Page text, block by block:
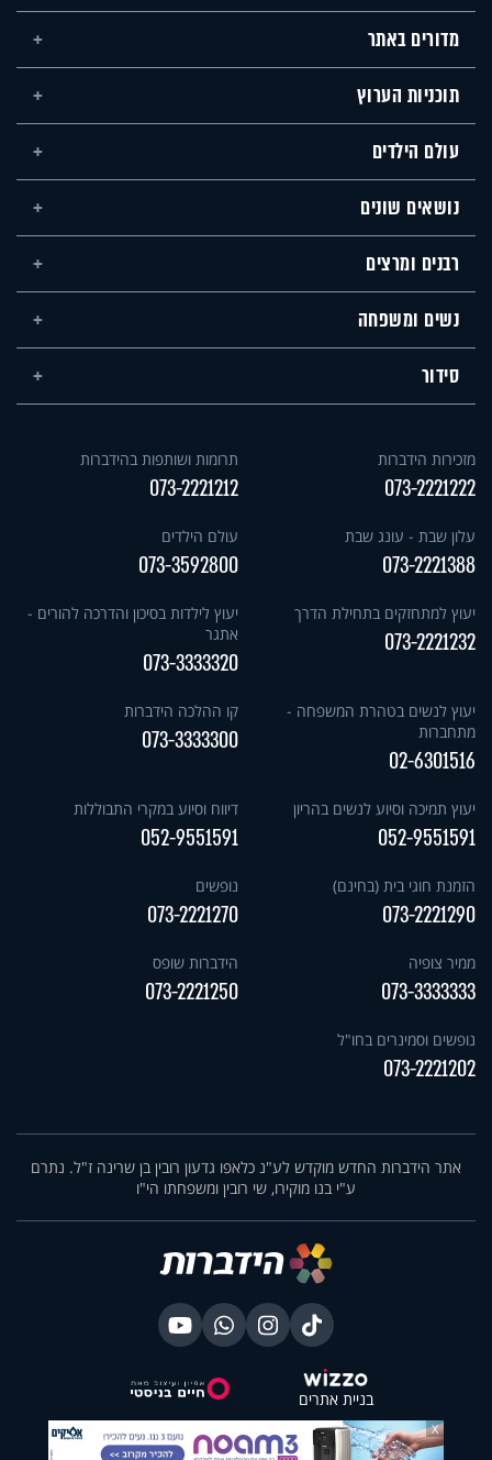
מדורים באתר
תוכניות הערוץ
עולם הילדים
נושאים שונים
רבנים ומרצים
נשים ומשפחה
סידור
מזכירות הידברות
073-2221222
תרומות ושותפות בהידברות
073-2221212
עלון שבת - עונג שבת
073-2221388
עולם הילדים
073-3592800
יעוץ למתחזקים בתחילת הדרך
073-2221232
יעוץ לילדות בסיכון והדרכה להורים -
אתגר
073-3333320
יעוץ לנשים בטהרת המשפחה -
מתחברות
02-6301516
קו ההלכה הידברות
073-3333300
יעוץ תמיכה וסיוע לנשים בהריון
052-9551591
דיווח וסיוע במקרי התבוללות
052-9551591
הזמנת חוגי בית (בחינם)
073-2221290
נופשים
073-2221270
ממיר צופיה
073-3333333
הידברות שופס
073-2221250
נופשים וסמינרים בחו"ל
073-2221202
אתר הידברות החדש מוקדש לע"נ כלאפו גדעון רובין בן שרינה ז"ל. נתרם
ע"י בנו מוקירו, שי רובין ומשפחתו הי"ו
בניית אתרים
X